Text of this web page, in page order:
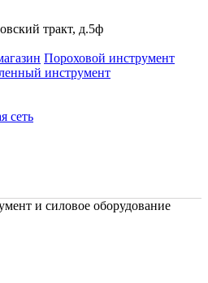
тракт, д.5ф
Пороховой инструмент
инструмент
сеть
и силовое оборудование